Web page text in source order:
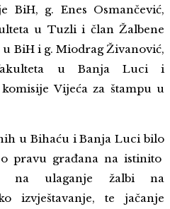
BiH, g. Enes Osmančević,
u Tuzli i član Žalbene
BiH i g. Miodrag Živanović,
u Banja Luci i
Vijeća za štampu u
u Bihaću i Banja Luci bilo
pravu građana na istinito
na ulaganje žalbi na
izvještavanje, te jačanje